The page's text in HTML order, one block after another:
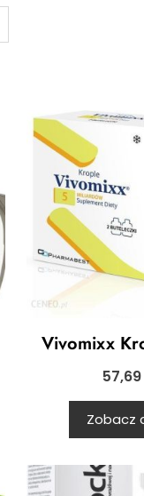
Vivomixx
57,69
Zobacz